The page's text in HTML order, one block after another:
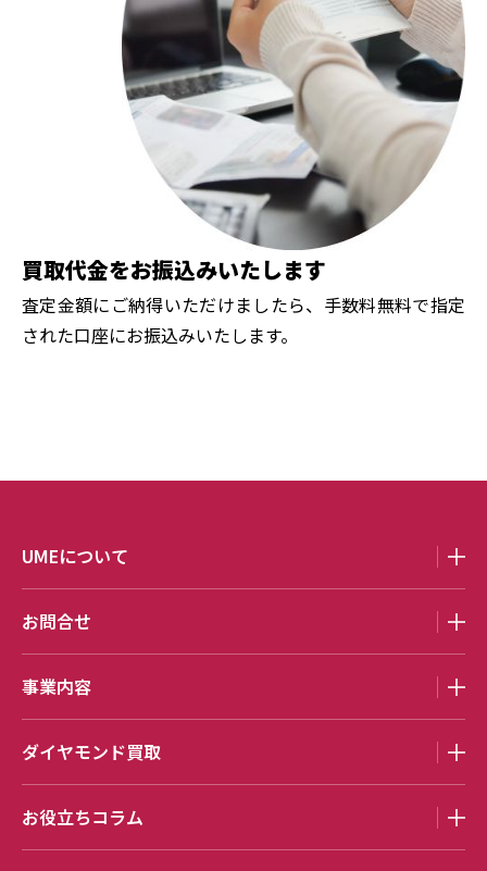
買取代金をお振込みいたします
査定金額にご納得いただけましたら、手数料無料で指定
された口座にお振込みいたします。
UMEについて
お問合せ
事業内容
ダイヤモンド買取
お役立ちコラム